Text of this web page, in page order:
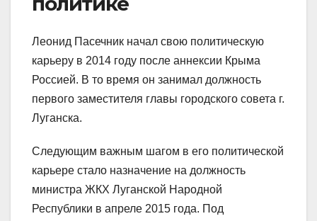
Леонид Пасечник начал свою политическую
карьеру в 2014 году после аннексии Крыма
Россией. В то время он занимал должность
первого заместителя главы городского совета г.
Луганска.
Следующим важным шагом в его политической
карьере стало назначение на должность
министра ЖКХ Луганской Народной
Республики в апреле 2015 года. Под